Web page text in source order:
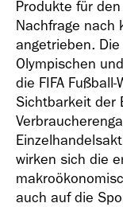
Produkte für
Nachfrage nach
angetrieben.
Olympischen
die FIFA
Sichtbarkeit der
wirken sich die
auch auf die